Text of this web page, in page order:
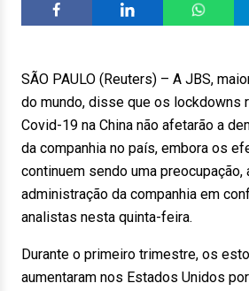
SÃO PAULO (Reuters) – A JBS,
do mundo, disse que os lockdowns
Covid-19 na China não afetarão a
da companhia no país, embora os
continuem sendo uma preocupação,
administração da companhia em
analistas nesta quinta-feira.
Durante o primeiro trimestre, os
aumentaram nos Estados Unidos